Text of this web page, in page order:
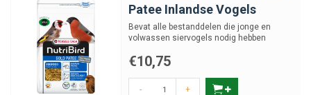
Patee Inlandse Vogels
Bevat alle bestanddelen die jonge en
volwassen siervogels nodig hebben
€10,75
- +